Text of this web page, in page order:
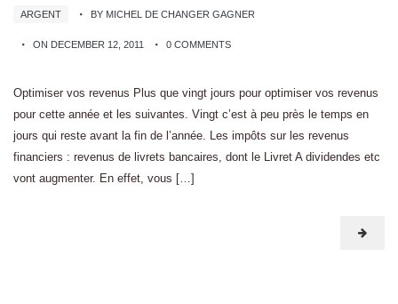
ARGENT BY MICHEL DE CHANGER GAGNER
ON DECEMBER 12, 2011 0 COMMENTS
Optimiser vos revenus Plus que vingt jours pour optimiser vos revenus
pour cette année et les suivantes. Vingt c’est à peu près le temps en
jours qui reste avant la fin de l’année. Les impôts sur les revenus
financiers : revenus de livrets bancaires, dont le Livret A dividendes etc
vont augmenter. En effet, vous […]